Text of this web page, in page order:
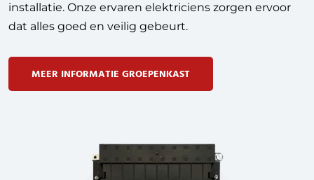
installatie. Onze ervaren elektriciens zorgen ervoor
dat alles goed en veilig gebeurt.
MEER INFORMATIE GROEPENKAST